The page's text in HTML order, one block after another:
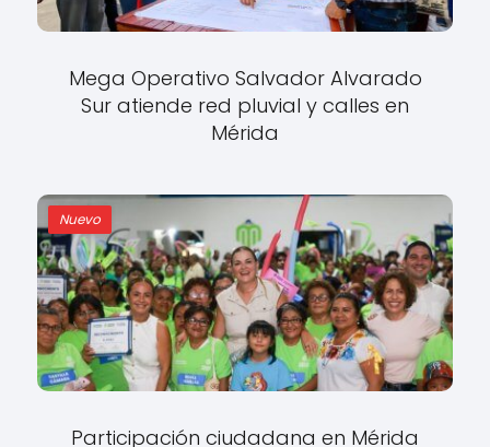
Mega Operativo Salvador Alvarado
Sur atiende red pluvial y calles en
Mérida
Nuevo
Participación ciudadana en Mérida